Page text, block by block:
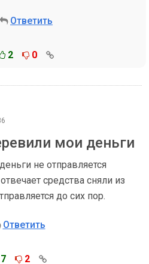
Ответить
2 0
мои деньги
не отправляется
средства сняли из
до сих пор.
Ответить
7 2